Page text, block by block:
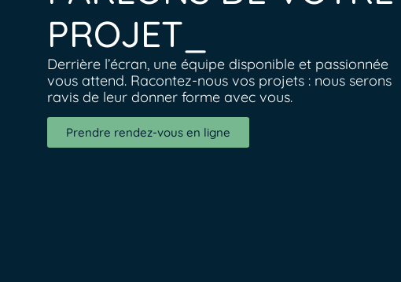
PROJET_
Derrière l’écran, une équipe disponible et passionnée
vous attend. Racontez-nous vos projets : nous serons
ravis de leur donner forme avec vous.
Prendre rendez-vous en ligne